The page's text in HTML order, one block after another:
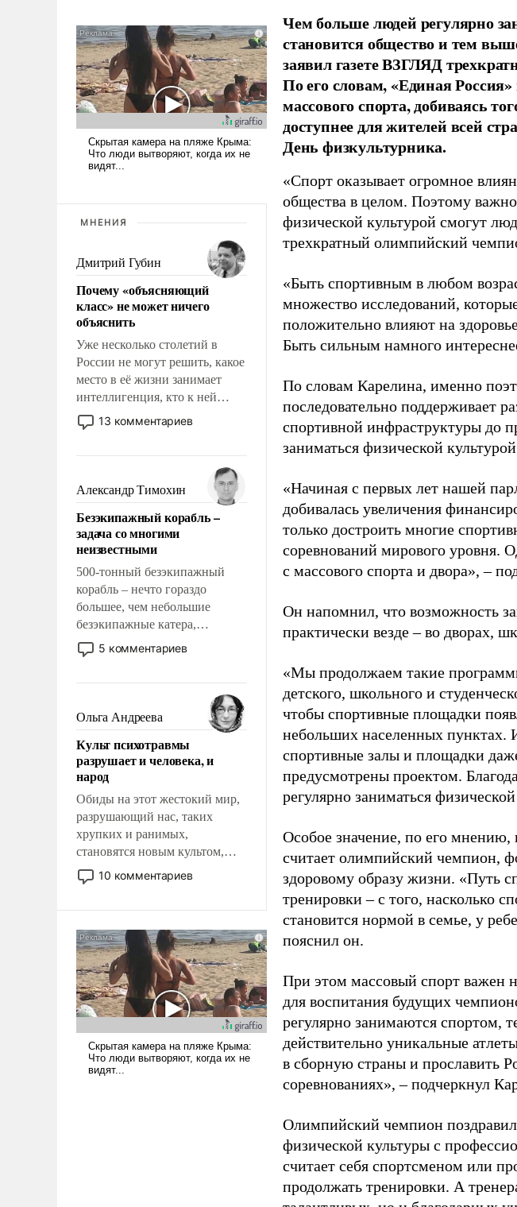
МНЕНИЯ
Дмитрий Губин
Почему «объясняющий
класс» не может ничего
объяснить
Уже несколько столетий в
России не могут решить, какое
место в её жизни занимает
интеллигенция, кто к ней
принадлежит, а кого из неё
исключили с правом
чем она отличается от просто
образованных людей. Иногда
казалось, что эти вопросы
решены раз и навсегда, но –
нет, не решены.
13 комментариев
Александр Тимохин
Безэкипажный корабль –
задача со многими
неизвестными
500-тонный безэкипажный
корабль – нечто гораздо
большее, чем небольшие
безэкипажные катера,
применение которых уже
стало обыденностью. Задача по
сложна и амбициозна. Однако
и ее реализация радикально
поднимет наши боевые
возможности.
5 комментариев
Ольга Андреева
Культ психотравмы
разрушает и человека, и
народ
Обиды на этот жестокий мир,
разрушающий нас, таких
хрупких и ранимых,
становятся новым культом,
постепенно вытесняя и
отменяя традиционное
ударами судьбы, брать на себя
ответственность, помогать
слабым, идти вперед и
адаптироваться.
10 комментариев
Чем больше людей регулярно
становится общество и тем
заявил газете ВЗГЛЯД
По его словам, «Единая
массового спорта, добиваясь
доступнее для жителей всей
День физкультурника.
«Спорт оказывает огромное
общества в целом. Поэтому важно
физической культурой смогут
трехкратный олимпийский
«Быть спортивным в любом
множество исследований,
положительно влияют на
Быть сильным намного
По словам Карелина, именно
последовательно поддерживает
спортивной инфраструктуры до
заниматься физической
«Начиная с первых лет нашей
добивалась увеличения
только достроить многие
соревнований мирового уровня.
с массового спорта и двора», –
Он напомнил, что возможность
практически везде – во дворах,
«Мы продолжаем такие
детского, школьного и
чтобы спортивные площадки
небольших населенных пунктах.
спортивные залы и площадки
предусмотрены проектом.
регулярно заниматься
Особое значение, по его
считает олимпийский чемпион,
здоровому образу жизни. «Путь
тренировки – с того, насколько
становится нормой в семье, у
пояснил он.
При этом массовый спорт важен
для воспитания будущих
регулярно занимаются спортом,
действительно уникальные
в сборную страны и прославить
соревнованиях», – подчеркнул
Олимпийский чемпион поздравил
физической культуры с
считает себя спортсменом или
продолжать тренировки. А